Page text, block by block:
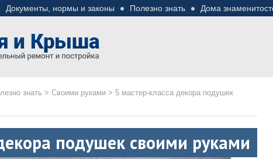
Документы, нормы и законы Полезно знать Дома
знать > Своими руками > 5 мастер-класса декора подушек
подушек своими руками